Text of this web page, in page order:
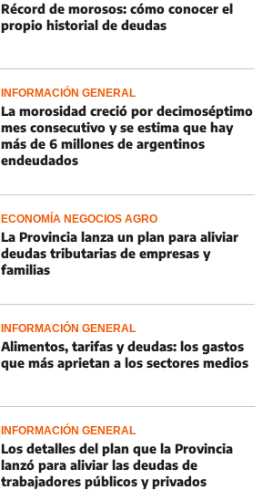
Récord de morosos: cómo conocer el
propio historial de deudas
INFORMACIÓN GENERAL
La morosidad creció por decimoséptimo
mes consecutivo y se estima que hay
más de 6 millones de argentinos
endeudados
ECONOMÍA NEGOCIOS AGRO
La Provincia lanza un plan para aliviar
deudas tributarias de empresas y
familias
INFORMACIÓN GENERAL
Alimentos, tarifas y deudas: los gastos
que más aprietan a los sectores medios
INFORMACIÓN GENERAL
Los detalles del plan que la Provincia
lanzó para aliviar las deudas de
trabajadores públicos y privados